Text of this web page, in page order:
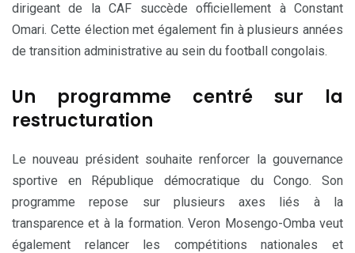
dirigeant de la CAF succède officiellement à Constant
Omari. Cette élection met également fin à plusieurs années
de transition administrative au sein du football congolais.
Un programme centré sur la
restructuration
Le nouveau président souhaite renforcer la gouvernance
sportive en République démocratique du Congo. Son
programme repose sur plusieurs axes liés à la
transparence et à la formation. Veron Mosengo-Omba veut
également relancer les compétitions nationales et